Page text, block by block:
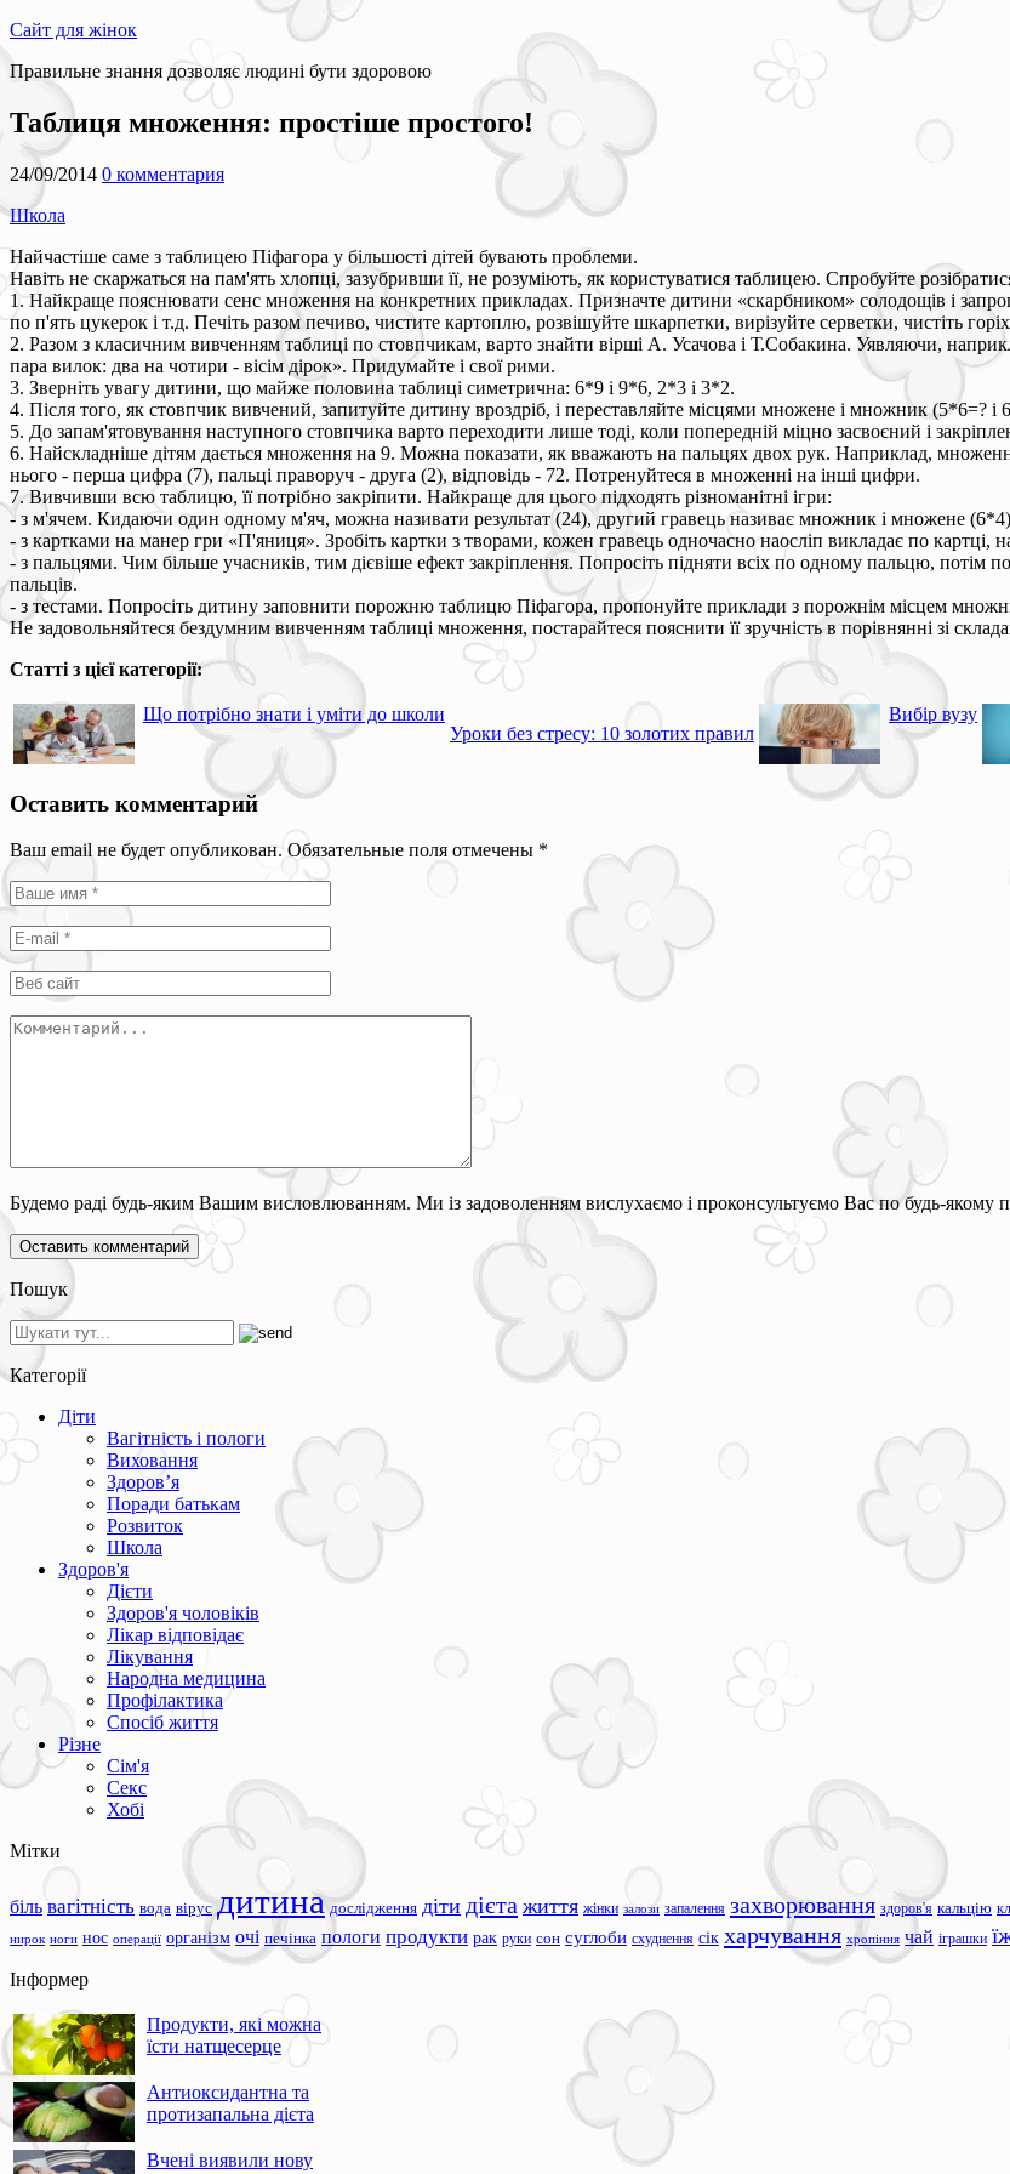
Сайт для жінок
Правильне знання дозволяє людині бути здоровою
Таблиця множення: простіше простого!
24/09/2014 0 комментария
Школа
Найчастіше саме з таблицею Піфагора у більшості дітей бувають проблеми.
Навіть не скаржаться на пам'ять хлопці, зазубривши її, не розуміють, як користуватися таблицею. Спробуйте
1. Найкраще пояснювати сенс множення на конкретних прикладах. Призначте дитини «скарбником» солодощів і
по п'ять цукерок і т.д. Печіть разом печиво, чистите картоплю, розвішуйте шкарпетки, вирізуйте серветки, чистіть
2. Разом з класичним вивченням таблиці по стовпчикам, варто знайти вірші А. Усачова і Т.Собакина. Уявляючи,
пара вилок: два на чотири - вісім дірок». Придумайте і свої рими.
3. Зверніть увагу дитини, що майже половина таблиці симетрична: 6*9 і 9*6, 2*3 і 3*2.
4. Після того, як стовпчик вивчений, запитуйте дитину вроздріб, і переставляйте місцями множене і множник (5*6=? і
5. До запам'ятовування наступного стовпчика варто переходити лише тоді, коли попередній міцно засвоєний і
6. Найскладніше дітям дається множення на 9. Можна показати, як вважають на пальцях двох рук. Наприклад, множення
нього - перша цифра (7), пальці праворуч - друга (2), відповідь - 72. Потренуйтеся в множенні на інші цифри.
7. Вивчивши всю таблицю, її потрібно закріпити. Найкраще для цього підходять різноманітні ігри:
- з м'ячем. Кидаючи один одному м'яч, можна називати результат (24), другий гравець називає множник і множене
- з картками на манер гри «П'яниця». Зробіть картки з творами, кожен гравець одночасно наосліп викладає по картці,
- з пальцями. Чим більше учасників, тим дієвіше ефект закріплення. Попросіть підняти всіх по одному пальцю, потім
пальців.
- з тестами. Попросіть дитину заповнити порожню таблицю Піфагора, пропонуйте приклади з порожнім місцем
Не задовольняйтеся бездумним вивченням таблиці множення, постарайтеся пояснити її зручність в порівнянні зі
Статті з цієї категорії:
Що потрібно знати і уміти до школи
Уроки без стресу: 10 золотих правил
Вибір вузу
Оставить комментарий
Ваш email не будет опубликован. Обязательные поля отмечены *
Будемо раді будь-яким Вашим висловлюванням. Ми із задоволенням вислухаємо і проконсультуємо Вас по будь-якому
Пошук
Категорії
Діти
Вагітність і пологи
Виховання
Здоров’я
Поради батькам
Розвиток
Школа
Здоров'я
Дієти
Здоров'я чоловіків
Лікар відповідає
Лікування
Народна медицина
Профілактика
Спосіб життя
Різне
Сім'я
Секс
Хобі
Мітки
біль вагітність вода вірус дитина дослідження діти дієта життя жінки залози запалення захворювання здоров'я кальцію
нирок ноги нос операції організм очі печінка пологи продукти рак руки сон суглоби схуднення сік харчування хропіння чай іграшки
Інформер
Продукти, які можна
їсти натщесерце
Антиоксидантна та
протизапальна дієта
Вчені виявили нову